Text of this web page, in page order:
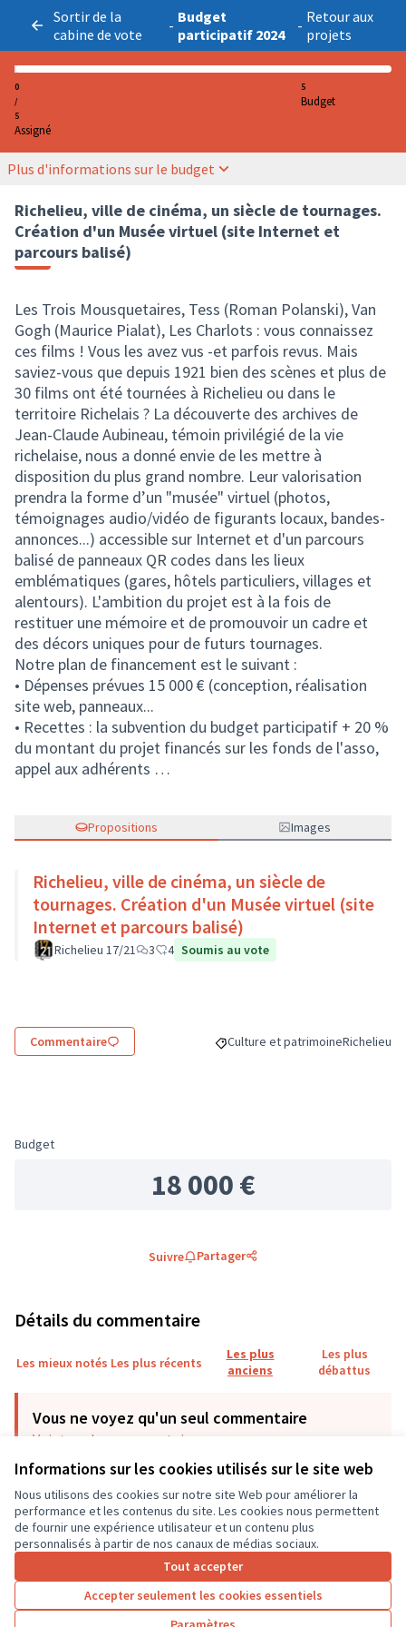
Informations sur les cookies utilisés sur le site web
Nous utilisons des cookies sur notre site Web pour améliorer la
performance et les contenus du site. Les cookies nous permettent
de fournir une expérience utilisateur et un contenu plus
personnalisés à partir de nos canaux de médias sociaux.
Tout accepter
Accepter seulement les cookies essentiels
Sortir de la
cabine de vote
- Budget
participatif 2024
- Retour aux
projets
0
/
5
Assigné
5
Budget
Plus d'informations sur le budget
Richelieu, ville de cinéma, un siècle de tournages.
Création d'un Musée virtuel (site Internet et
parcours balisé)
Les Trois Mousquetaires, Tess (Roman Polanski), Van
Gogh (Maurice Pialat), Les Charlots : vous connaissez
ces films ! Vous les avez vus -et parfois revus. Mais
saviez-vous que depuis 1921 bien des scènes et plus de
30 films ont été tournées à Richelieu ou dans le
territoire Richelais ? La découverte des archives de
Jean-Claude Aubineau, témoin privilégié de la vie
richelaise, nous a donné envie de les mettre à
disposition du plus grand nombre. Leur valorisation
prendra la forme d’un "musée" virtuel (photos,
témoignages audio/vidéo de figurants locaux, bandes-
annonces...) accessible sur Internet et d'un parcours
balisé de panneaux QR codes dans les lieux
emblématiques (gares, hôtels particuliers, villages et
alentours). L'ambition du projet est à la fois de
restituer une mémoire et de promouvoir un cadre et
des décors uniques pour de futurs tournages.
Notre plan de financement est le suivant :
• Dépenses prévues 15 000 € (conception, réalisation
site web, panneaux...
• Recettes : la subvention du budget participatif + 20 %
du montant du projet financés sur les fonds de l'asso,
appel aux adhérents …
Propositions Images
Richelieu, ville de cinéma, un siècle de
tournages. Création d'un Musée virtuel (site
Internet et parcours balisé)
Richelieu 17/21 3 4 Soumis au vote
Commentaire Filtrer les résultats de la
Culture et patrimoineFiltrer les
Richelieu
Budget
18 000 €
Suivre Partager
Détails du commentaire
Les mieux notés Les plus récents
Les plus
anciens
Les plus
débattus
Vous ne voyez qu'un seul commentaire
Voir tous les commentaires
Commentaire 1487 (réponse au commentaire 1478)
Richelieu 17/2130/11/2024 11:30 …
merci Pascal !